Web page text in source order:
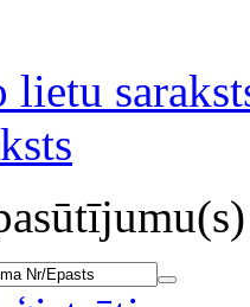
lietu